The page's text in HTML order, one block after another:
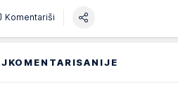
Komentariši